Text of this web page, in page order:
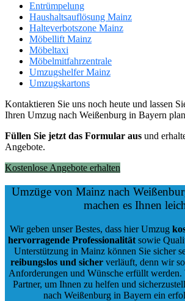
Entrümpelung
Haushaltsauflösung Mainz
Halteverbotszone Mainz
Möbellift Mainz
Möbeltaxi
Möbelmitfahrzentrale
Umzugshelfer Mainz
Umzugskartons
Kontaktieren Sie uns noch heute und lassen
Ihren Umzug nach Weißenburg in Bayern
Füllen Sie jetzt das Formular aus und
Angebote.
Kostenlose Angebote erhalten
Umzüge von Mainz nach
machen es Ihnen
Wir geben unser Bestes, dass hier Umzug
hervorragende Professionalität sowie
Unterstützung in Mainz können Sie sicher
reibungslos und sicher verläuft, denn wir
Anforderungen und Wünsche erfüllt werden.
Partner, um Ihnen zu helfen und
nach Weißenburg in Bayern ein